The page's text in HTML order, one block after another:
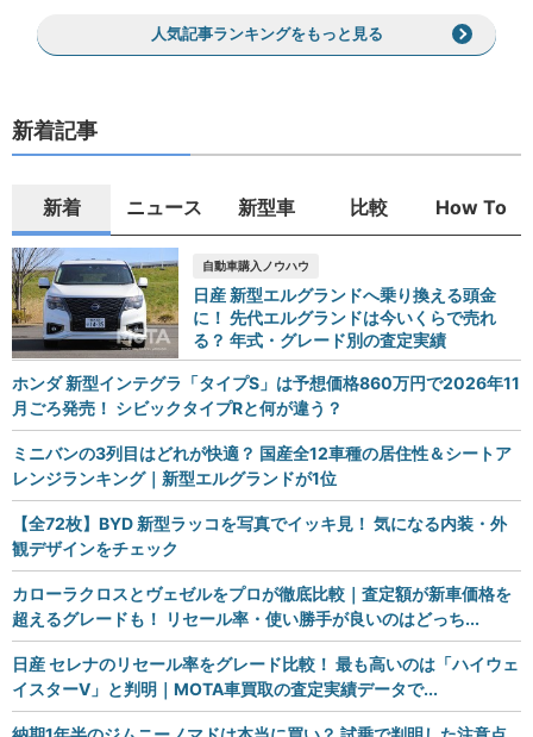
人気記事ランキングをもっと見る
新着記事
新着 ニュース 新型車 比較 How To
自動車購入ノウハウ
日産 新型エルグランドへ乗り換える頭金
に！ 先代エルグランドは今いくらで売れ
る？ 年式・グレード別の査定実績
ホンダ 新型インテグラ「タイプS」は予想価格860万円で2026年11
月ごろ発売！ シビックタイプRと何が違う？
ミニバンの3列目はどれが快適？ 国産全12車種の居住性＆シートア
レンジランキング｜新型エルグランドが1位
【全72枚】BYD 新型ラッコを写真でイッキ見！ 気になる内装・外
観デザインをチェック
カローラクロスとヴェゼルをプロが徹底比較｜査定額が新車価格を
超えるグレードも！ リセール率・使い勝手が良いのはどっち...
日産 セレナのリセール率をグレード比較！ 最も高いのは「ハイウェ
イスターV」と判明｜MOTA車買取の査定実績データで...